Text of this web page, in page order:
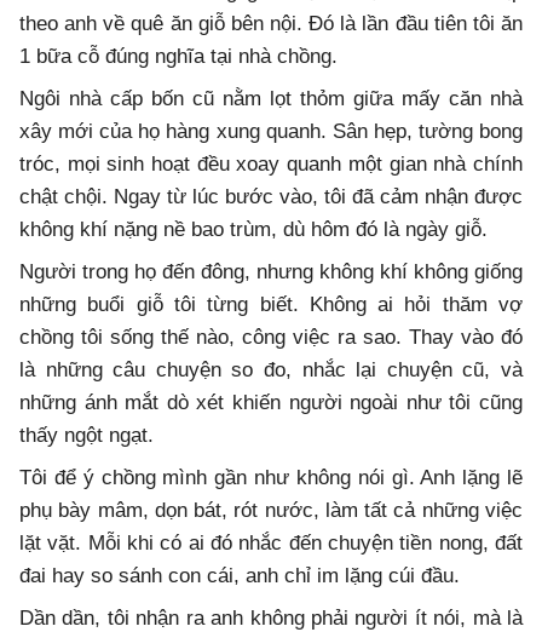
theo anh về quê ăn giỗ bên nội. Đó là lần đầu tiên tôi ăn
1 bữa cỗ đúng nghĩa tại nhà chồng.
Ngôi nhà cấp bốn cũ nằm lọt thỏm giữa mấy căn nhà
xây mới của họ hàng xung quanh. Sân hẹp, tường bong
tróc, mọi sinh hoạt đều xoay quanh một gian nhà chính
chật chội. Ngay từ lúc bước vào, tôi đã cảm nhận được
không khí nặng nề bao trùm, dù hôm đó là ngày giỗ.
Người trong họ đến đông, nhưng không khí không giống
những buổi giỗ tôi từng biết. Không ai hỏi thăm vợ
chồng tôi sống thế nào, công việc ra sao. Thay vào đó
là những câu chuyện so đo, nhắc lại chuyện cũ, và
những ánh mắt dò xét khiến người ngoài như tôi cũng
thấy ngột ngạt.
Tôi để ý chồng mình gần như không nói gì. Anh lặng lẽ
phụ bày mâm, dọn bát, rót nước, làm tất cả những việc
lặt vặt. Mỗi khi có ai đó nhắc đến chuyện tiền nong, đất
đai hay so sánh con cái, anh chỉ im lặng cúi đầu.
Dần dần, tôi nhận ra anh không phải người ít nói, mà là